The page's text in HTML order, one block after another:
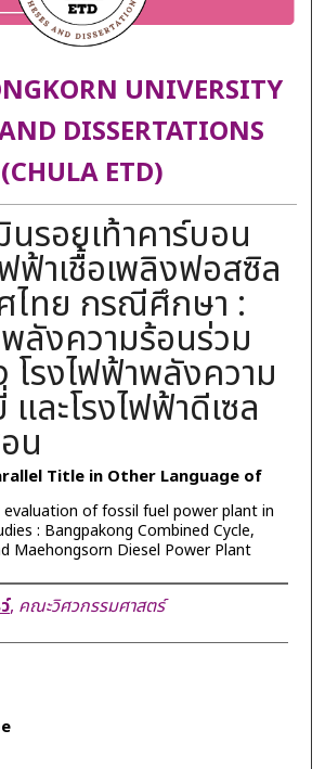
UNIVERSITY
DISSERTATIONS
(CHULA ETD)
นรอยเท้าคาร์บอน
ฟ้าเชื้อเพลิงฟอสซิล
ไทย กรณีศึกษา :
ลังความร้อนร่วม
โรงไฟฟ้าพลังความ
และโรงไฟฟ้าดีเซล
น
Title in Other Language of
of fossil fuel power plant in
: Bangpakong Combined Cycle,
Maehongsorn Diesel Power Plant
, คณะวิศวกรรมศาสตร์